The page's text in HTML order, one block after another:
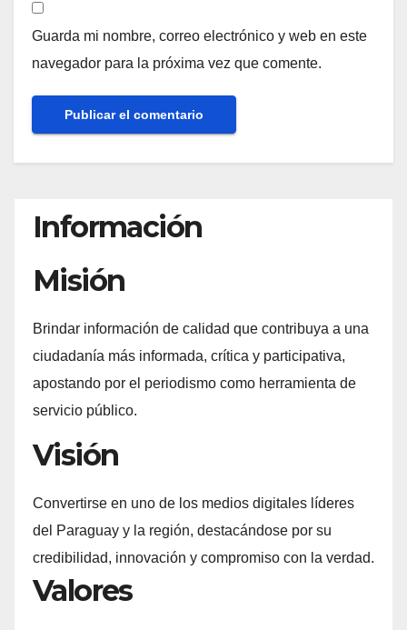
Guarda mi nombre, correo electrónico y web en este
navegador para la próxima vez que comente.
Información
Misión
Brindar información de calidad que contribuya a una
ciudadanía más informada, crítica y participativa,
apostando por el periodismo como herramienta de
servicio público.
Visión
Convertirse en uno de los medios digitales líderes
del Paraguay y la región, destacándose por su
credibilidad, innovación y compromiso con la verdad.
Valores